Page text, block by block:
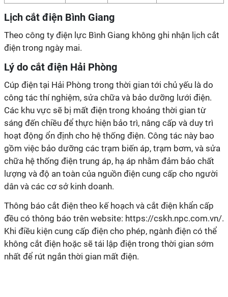
Lịch cắt điện Bình Giang
Theo công ty điện lực Bình Giang không ghi nhận lịch cắt
điện trong ngày mai.
Lý do cắt điện Hải Phòng
Cúp điện tại Hải Phòng trong thời gian tới chủ yếu là do
công tác thí nghiệm, sửa chữa và bảo dưỡng lưới điện.
Các khu vực sẽ bị mất điện trong khoảng thời gian từ
sáng đến chiều để thực hiện bảo trì, nâng cấp và duy trì
hoạt động ổn định cho hệ thống điện. Công tác này bao
gồm việc bảo dưỡng các trạm biến áp, trạm bơm, và sửa
chữa hệ thống điện trung áp, hạ áp nhằm đảm bảo chất
lượng và độ an toàn của nguồn điện cung cấp cho người
dân và các cơ sở kinh doanh.
Thông báo cắt điện theo kế hoạch và cắt điện khẩn cấp
đều có thông báo trên website: https://cskh.npc.com.vn/.
Khi điều kiện cung cấp điện cho phép, ngành điện có thể
không cắt điện hoặc sẽ tái lập điện trong thời gian sớm
nhất để rút ngắn thời gian mất điện.